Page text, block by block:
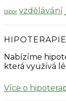
tábor vzdělávání
HIPOTERAPIE
Nabízíme
která využívá
Více o